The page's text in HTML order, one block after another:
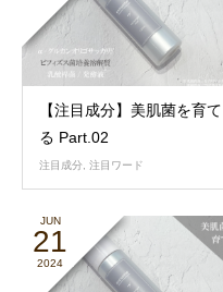
【注目成分】美肌菌を育て
る Part.02
注目成分 注目ワード
JUN
21
2024